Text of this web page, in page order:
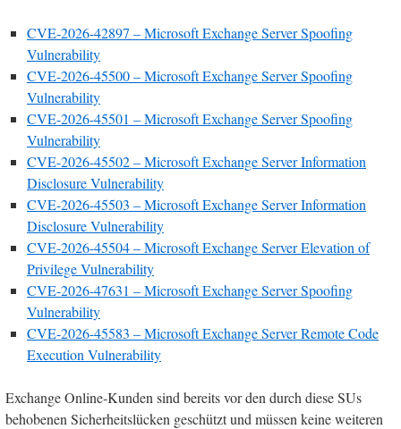
CVE-2026-42897 – Microsoft Exchange Server Spoofing
Vulnerability
CVE-2026-45500 – Microsoft Exchange Server Spoofing
Vulnerability
CVE-2026-45501 – Microsoft Exchange Server Spoofing
Vulnerability
CVE-2026-45502 – Microsoft Exchange Server Information
Disclosure Vulnerability
CVE-2026-45503 – Microsoft Exchange Server Information
Disclosure Vulnerability
CVE-2026-45504 – Microsoft Exchange Server Elevation of
Privilege Vulnerability
CVE-2026-47631 – Microsoft Exchange Server Spoofing
Vulnerability
CVE-2026-45583 – Microsoft Exchange Server Remote Code
Execution Vulnerability
Exchange Online-Kunden sind bereits vor den durch diese SUs
behobenen Sicherheitslücken geschützt und müssen keine weiteren